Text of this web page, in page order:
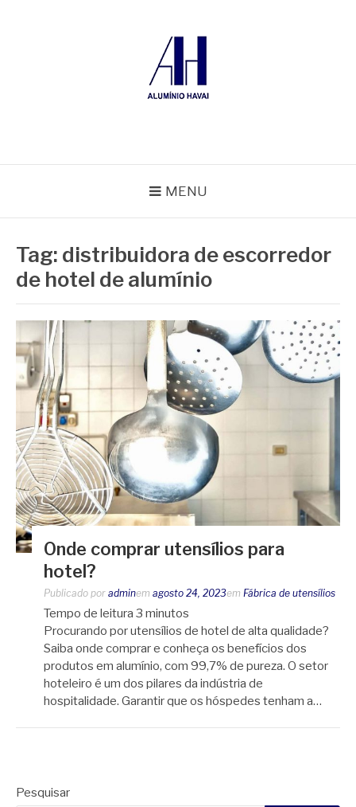
MENU
Tag: distribuidora de escorredor
de hotel de alumínio
Onde comprar utensílios para
hotel?
Publicado por adminem agosto 24, 2023em Fábrica de utensílios
Tempo de leitura 3 minutos
Procurando por utensílios de hotel de alta qualidade?
Saiba onde comprar e conheça os benefícios dos
produtos em alumínio, com 99,7% de pureza. O setor
hoteleiro é um dos pilares da indústria de
hospitalidade. Garantir que os hóspedes tenham a…
Pesquisar